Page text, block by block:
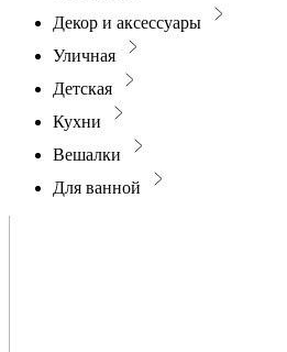
Декор и аксессуары
Уличная
Детская
Кухни
Вешалки
Для ванной